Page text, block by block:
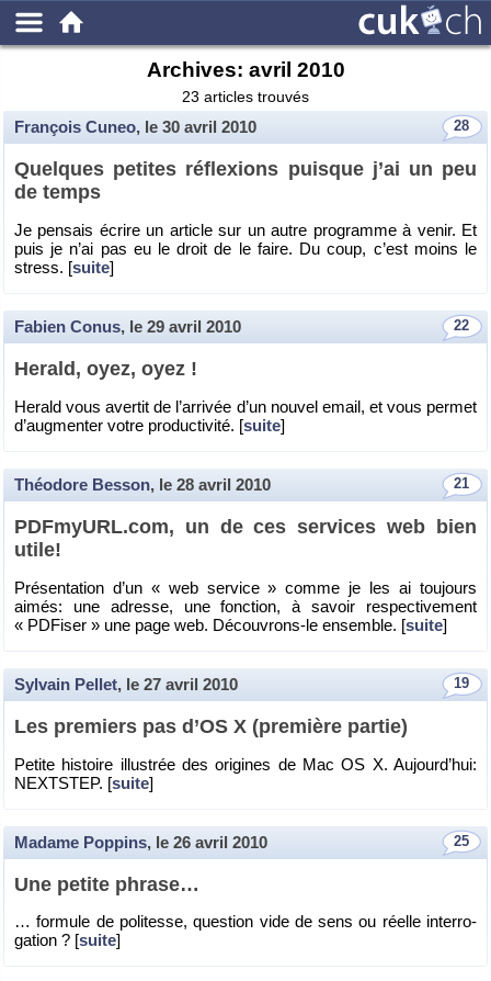
Archives: avril 2010
23 articles trouvés
28
François Cuneo, le 30 avril 2010
Quelques pe­tites ré­flexions puisque j’ai un peu
de temps
Je pen­sais écrire un ar­ticle sur un autre pro­gramme à venir. Et
puis je n’ai pas eu le droit de le faire. Du coup, c’est moins le
stress. [suite]
22
Fabien Conus, le 29 avril 2010
He­rald, oyez, oyez !
He­rald vous aver­tit de l’ar­ri­vée d’un nou­vel email, et vous per­met
d’aug­men­ter votre pro­duc­ti­vité. [suite]
21
Théodore Besson, le 28 avril 2010
PDFmyURL.​com, un de ces ser­vices web bien
utile!
Pré­sen­ta­tion d’un « web ser­vice » comme je les ai tou­jours
aimés: une adresse, une fonc­tion, à sa­voir res­pec­ti­ve­ment
« PD­Fi­ser » une page web. Dé­cou­vrons-le en­semble. [suite]
19
Sylvain Pellet, le 27 avril 2010
Les pre­miers pas d’OS X (pre­mière par­tie)
Pe­tite his­toire illus­trée des ori­gines de Mac OS X. Au­jour­d’hui:
NEXTS­TEP. [suite]
25
Madame Poppins, le 26 avril 2010
Une pe­tite phrase…
… for­mule de po­li­tesse, ques­tion vide de sens ou réelle in­ter­ro­
ga­tion ? [suite]